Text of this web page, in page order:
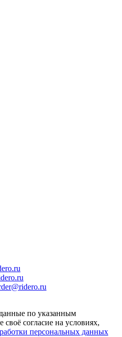
по указанным
согласие на условиях,
персональных данных